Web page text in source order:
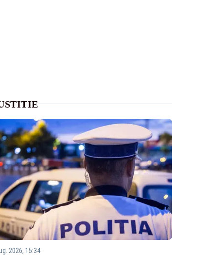
2026, 15:34